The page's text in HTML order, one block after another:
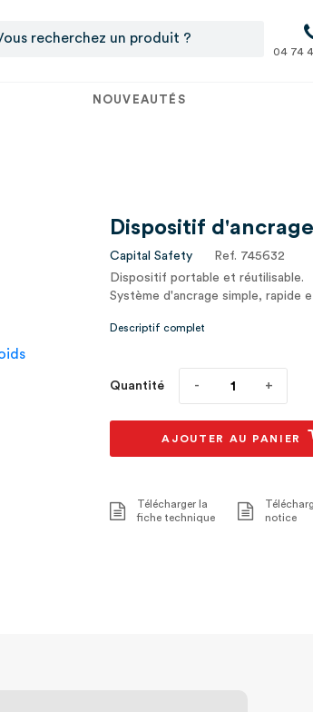
04 74
NOUVEAUTÉS
Dispositif
Capital Safety
Ref. 745632
Dispositif portable et réutilisable.
Système d'ancrage simple, rapide
Descriptif complet
Quantité
AJOUTER AU PANIER
Télécharger la
fiche technique
notice